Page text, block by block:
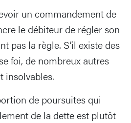
un commandement de
le débiteur de régler son
pas la règle. S’il existe des
foi, de nombreux autres
insolvables.
de poursuites qui
de la dette est plutôt